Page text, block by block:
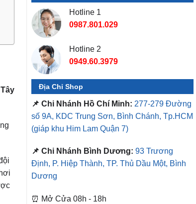
Tây
Hotline 1
0987.801.029
Hotline 2
0949.60.3979
Địa Chỉ Shop
📌 Chi Nhánh Hồ Chí Minh: 277-279 Đường
số 9A, KDC Trung Sơn, Bình Chánh, Tp.HCM
(giáp khu Him Lam Quận 7)
📌 Chi Nhánh Bình Dương: 93 Trương
Định, P. Hiệp Thành, TP. Thủ Dầu Một, Bình
Dương
⏰ Mở Cửa 08h - 18h